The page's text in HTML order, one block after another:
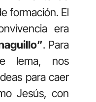
formación. El
era
. Para
lema, nos
para caer
Jesús, con